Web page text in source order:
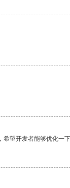
望开发者能够优化一下